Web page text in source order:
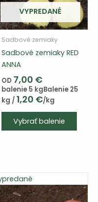
VYPREDANÉ
Sadbové zemiaky
Sadbové zemiaky RED
ANNA
OD 7,00 €
balenie 5 kgBalenie 25
kg / 1,20 €/kg
Vybrať balenie
Tento
si